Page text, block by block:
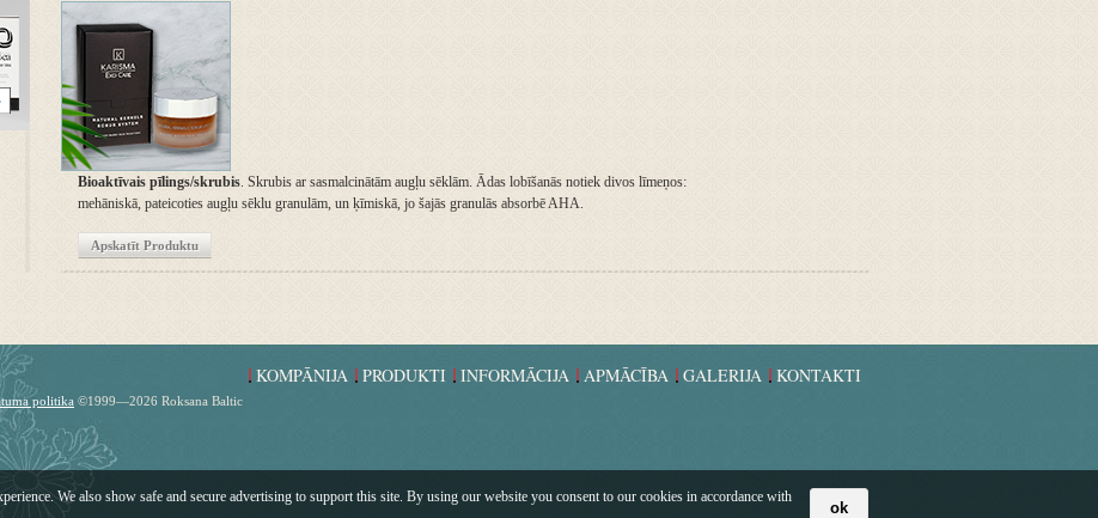
Bioaktīvais pīlings/skrubis. Skrubis ar sasmalcinātām augļu sēklām. Ādas lobīšanās notiek divos līmeņos:
mehāniskā, pateicoties augļu sēklu granulām, un ķīmiskā, jo šajās granulās absorbē AHA.
Apskatīt Produktu
KOMPĀNIJA PRODUKTI INFORMĀCIJA APMĀCĪBA GALERIJA KONTAKTI
politika ©1999—2026 Roksana Baltic
ok
We also show safe and secure advertising to support this site. By using our website you consent to our cookies in accordance with